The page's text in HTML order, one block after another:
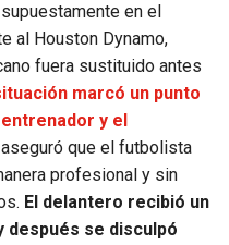
en el
al Houston Dynamo,
fuera sustituido antes
marcó un punto
y el
que el futbolista
profesional y sin
El delantero recibió un
después se disculpó